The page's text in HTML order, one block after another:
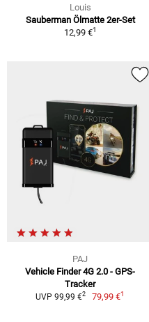
Louis
Sauberman Ölmatte 2er-Set
12,99 €1
PAJ
Vehicle Finder 4G 2.0 - GPS-
Tracker
UVP 99,99 €2 79,99 €1